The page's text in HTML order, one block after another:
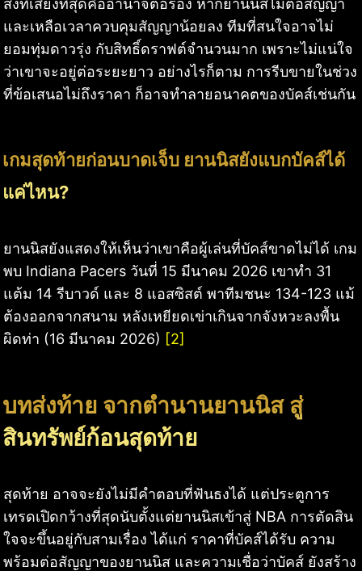
สิ่งที่เสี่ยงที่สุดคืออำนาจต่อรอง หากยานนิสไม่ต่อสัญญา
และเหลือเวลาควบคุมสัญญาน้อยลง ทีมที่สนใจอาจไม่
ยอมทุ่มดาวรุ่ง กับสิทธิ์ดราฟต์จำนวนมาก เพราะไม่แน่ใจ
ว่าเขาจะอยู่ต่อระยะยาว อย่างไรก็ตาม การรีบขายในช่วง
ที่ข้อเสนอไม่ถึงราคา ก็อาจทำลายอนาคตของบัคส์เช่นกัน
เกมสุดท้ายก่อนบาดเจ็บ ยานนิสยังแบกบัคส์ได้
แค่ไหน?
ยานนิสยังแสดงให้เห็นว่าเขาคือผู้เล่นที่บัคส์ขาดไม่ได้ เกม
พบ Indiana Pacers วันที่ 15 มีนาคม 2026 เขาทำ 31
แต้ม 14 รีบาวด์ และ 8 แอสซิสต์ พาทีมชนะ 134-123 แม้
ต้องออกจากสนาม หลังเหยียดเข่าเกินจากจังหวะลงพื้น
ผิดท่า (16 มีนาคม 2026) [2]
บทส่งท้าย จากตำนานยานนิส สู่
สินทรัพย์ก้อนสุดท้าย
สุดท้าย อาจจะยังไม่มีคำตอบที่ฟันธงได้ แต่ประตูการ
เทรดเปิดกว้างที่สุดนับตั้งแต่ยานนิสเข้าสู่ NBA การตัดสิน
ใจจะขึ้นอยู่กับสามเรื่อง ได้แก่ ราคาที่บัคส์ได้รับ ความ
พร้อมต่อสัญญาของยานนิส และความเชื่อว่าบัคส์ ยังสร้าง